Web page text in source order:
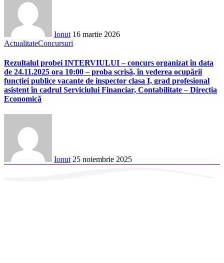
Ionut 16 martie 2026
ActualitateConcursuri
Rezultalul probei INTERVIULUI – concurs organizat în data
de 24.11.2025 ora 10:00 – proba scrisă, în vederea ocupării
funcției publice vacante de inspector clasa I, grad profesional
asistent în cadrul Serviciului Financiar, Contabilitate – Direcția
Economică
Ionut 25 noiembrie 2025